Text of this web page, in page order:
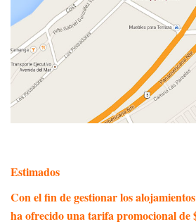
Estimados
Con el fin de gestionar los
ha ofrecido una tarifa promocional de